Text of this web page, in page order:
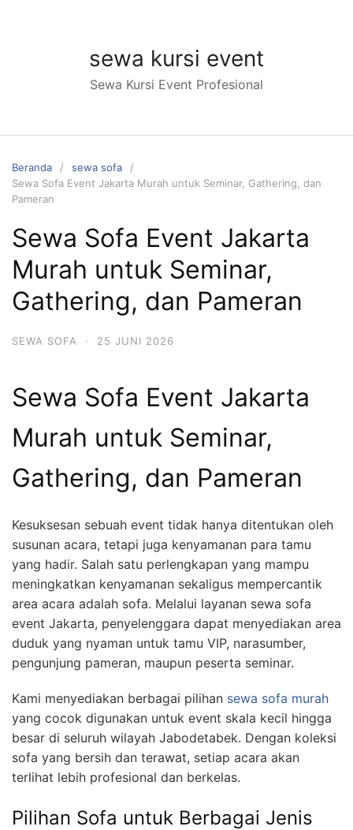
sewa kursi event
Sewa Kursi Event Profesional
Beranda
sewa sofa
Sewa Sofa Event Jakarta Murah untuk Seminar, Gathering, dan
Pameran
Sewa Sofa Event Jakarta
Murah untuk Seminar,
Gathering, dan Pameran
SEWA SOFA · 25 JUNI 2026
Sewa Sofa Event Jakarta
Murah untuk Seminar,
Gathering, dan Pameran
Kesuksesan sebuah event tidak hanya ditentukan oleh
susunan acara, tetapi juga kenyamanan para tamu
yang hadir. Salah satu perlengkapan yang mampu
meningkatkan kenyamanan sekaligus mempercantik
area acara adalah sofa. Melalui layanan sewa sofa
event Jakarta, penyelenggara dapat menyediakan area
duduk yang nyaman untuk tamu VIP, narasumber,
pengunjung pameran, maupun peserta seminar.
Kami menyediakan berbagai pilihan sewa sofa murah
yang cocok digunakan untuk event skala kecil hingga
besar di seluruh wilayah Jabodetabek. Dengan koleksi
sofa yang bersih dan terawat, setiap acara akan
terlihat lebih profesional dan berkelas.
Pilihan Sofa untuk Berbagai Jenis